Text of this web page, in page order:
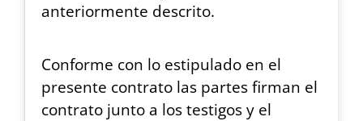
anteriormente descrito.
Conforme con lo estipulado en el
presente contrato las partes firman el
contrato junto a los testigos y el